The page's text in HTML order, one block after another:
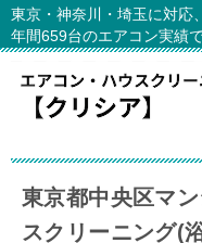
東京・神奈川・埼玉に対応、
年間659台のエアコン実績
東京都中央区マ
スクリーニング(